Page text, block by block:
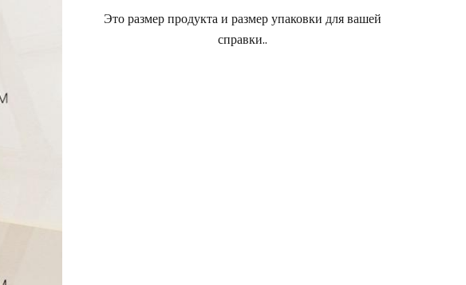
Это размер продукта и размер упаковки для вашей
справки..